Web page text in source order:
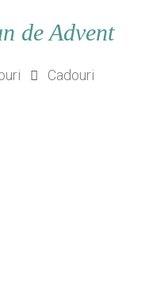
de Advent
Cadouri